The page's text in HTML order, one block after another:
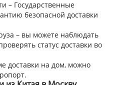
– Государственные
безопасной доставки
– вы можете наблюдать
статус доставки во
доставки на дом, можно